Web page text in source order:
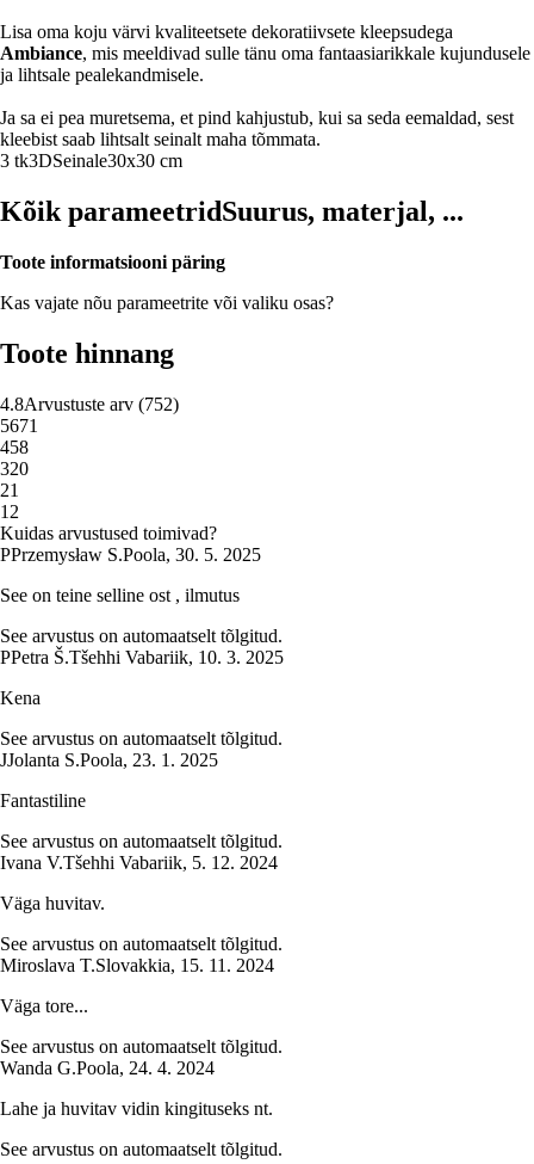
Lisa oma koju värvi kvaliteetsete dekoratiivsete kleepsudega
Ambiance, mis meeldivad sulle tänu oma fantaasiarikkale kujundusele
ja lihtsale pealekandmisele.
Ja sa ei pea muretsema, et pind kahjustub, kui sa seda eemaldad, sest
kleebist saab lihtsalt seinalt maha tõmmata.
3 tk3DSeinale30x30 cm
Kõik parameetridSuurus, materjal, ...
Toote informatsiooni päring
Kas vajate nõu parameetrite või valiku osas?
Toote hinnang
4.8Arvustuste arv (752)
5671
458
320
21
1 2
Kuidas arvustused toimivad?
PPrzemysław S.Poola, 30. 5. 2025
See on teine selline ost , ilmutus
See arvustus on automaatselt tõlgitud.
PPetra Š.Tšehhi Vabariik, 10. 3. 2025
Kena
See arvustus on automaatselt tõlgitud.
JJolanta S.Poola, 23. 1. 2025
Fantastiline
See arvustus on automaatselt tõlgitud.
Ivana V.Tšehhi Vabariik, 5. 12. 2024
Väga huvitav.
See arvustus on automaatselt tõlgitud.
Miroslava T.Slovakkia, 15. 11. 2024
Väga tore...
See arvustus on automaatselt tõlgitud.
Wanda G.Poola, 24. 4. 2024
Lahe ja huvitav vidin kingituseks nt.
See arvustus on automaatselt tõlgitud.